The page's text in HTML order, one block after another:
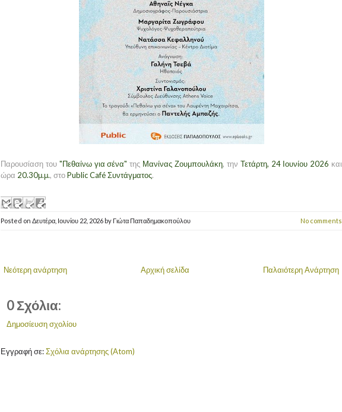
Παρουσίαση του "Πεθαίνω για σένα" της Μανίνας Ζουμπουλάκη, την Τετάρτη, 24 Ιουνίου 2026 και
ώρα 20.30μ.μ., στοPublic Café Συντάγματος.
Posted on Δευτέρα, Ιουνίου 22, 2026 by Γιώτα Παπαδημακοπούλου No comments
Νεότερη ανάρτηση Παλαιότερη Ανάρτηση
Αρχική σελίδα
0 Σχόλια:
Δημοσίευση σχολίου
Εγγραφή σε:Σχόλια ανάρτησης (Atom)